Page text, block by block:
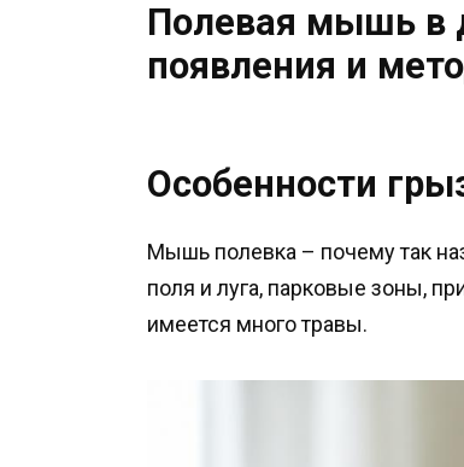
Полевая мышь в
появления и
Особенности
Мышь полевка – почему так
поля и луга, парковые зоны,
имеется много травы.